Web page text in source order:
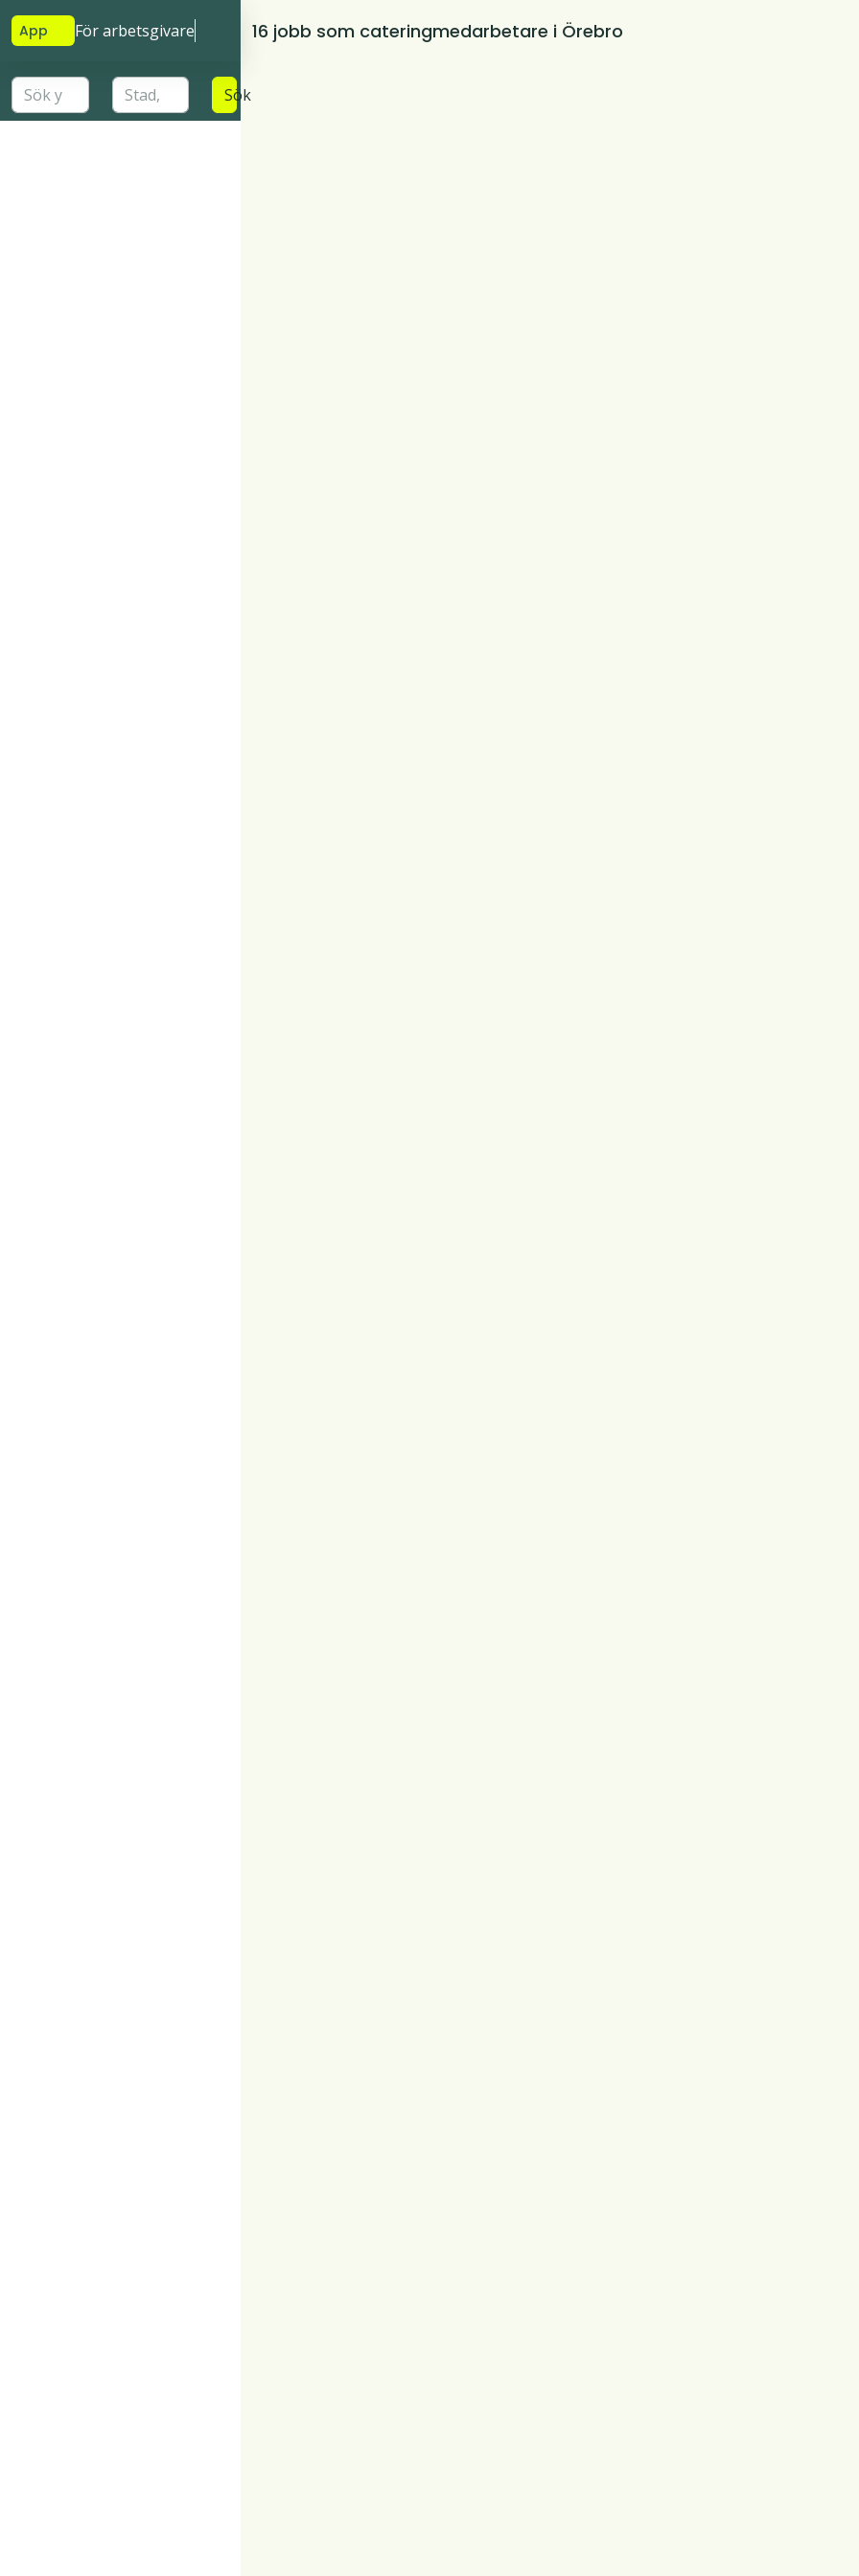
App För arbetsgivare
Sök
16 jobb som cateringmedarbetare i Örebro